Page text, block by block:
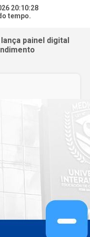
20:10:30
tempo.
lança painel digital